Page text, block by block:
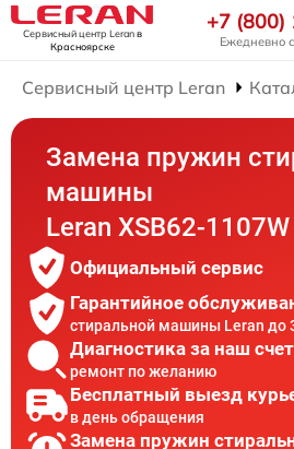
Сервисный центр Leranв
Красноярске
+7
Ежедневно
Сервисный центр Leran
Замена пружин
машины
Leran XSB62-1107W
Официальный сервис
Гарантийное
стиральной машины Leran до
Диагностика за наш
ремонт по желанию
Бесплатный выезд
в день обращения
Замена пружин